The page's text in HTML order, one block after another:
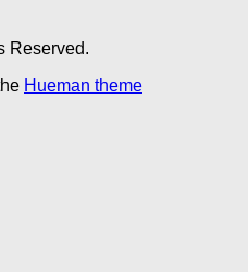
Reserved.
Hueman theme